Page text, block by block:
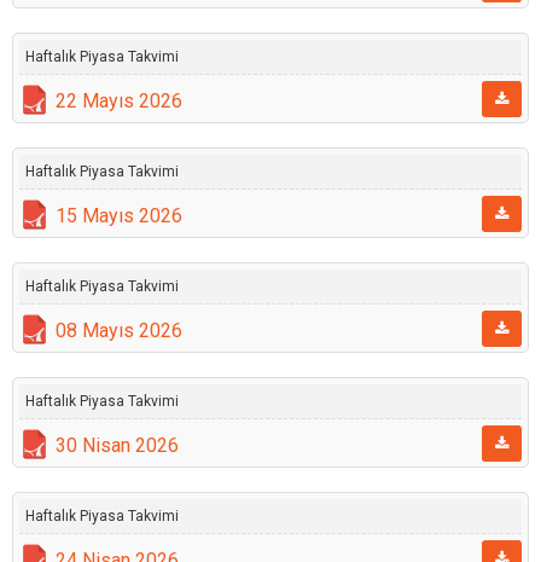
Haftalık Piyasa Takvimi
22 Mayıs 2026
Haftalık Piyasa Takvimi
15 Mayıs 2026
Haftalık Piyasa Takvimi
08 Mayıs 2026
Haftalık Piyasa Takvimi
30 Nisan 2026
Haftalık Piyasa Takvimi